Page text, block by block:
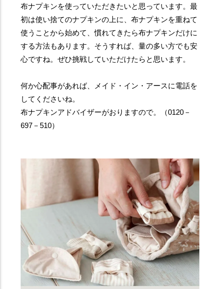
布ナプキンを使っていただきたいと思っています。最
初は使い捨てのナプキンの上に、布ナプキンを重ねて
使うことから始めて、慣れてきたら布ナプキンだけに
する方法もあります。そうすれば、量の多い方でも安
心ですね。ぜひ挑戦していただけたらと思います。
何か心配事があれば、メイド・イン・アースに電話を
してくださいね。
布ナプキンアドバイザーがおりますので。（0120－
697－510）